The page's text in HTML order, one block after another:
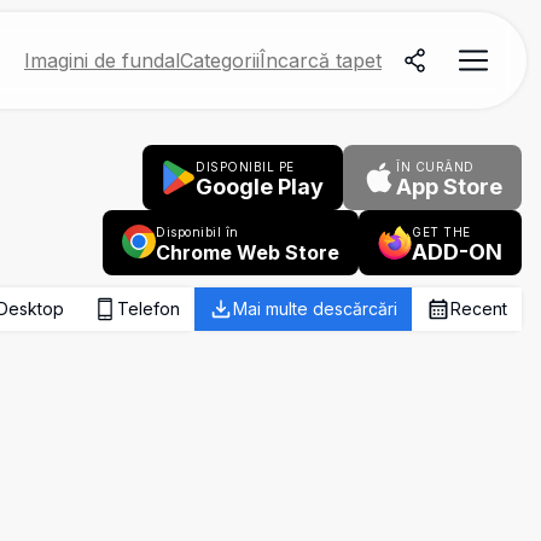
Imagini de fundalCategoriiÎncarcă tapet
DISPONIBIL PE
Google Play
ÎN CURÂND
App Store
Disponibil în
Chrome Web Store
GET THE
ADD-ON
Telefon Mai multe descărcări Recent